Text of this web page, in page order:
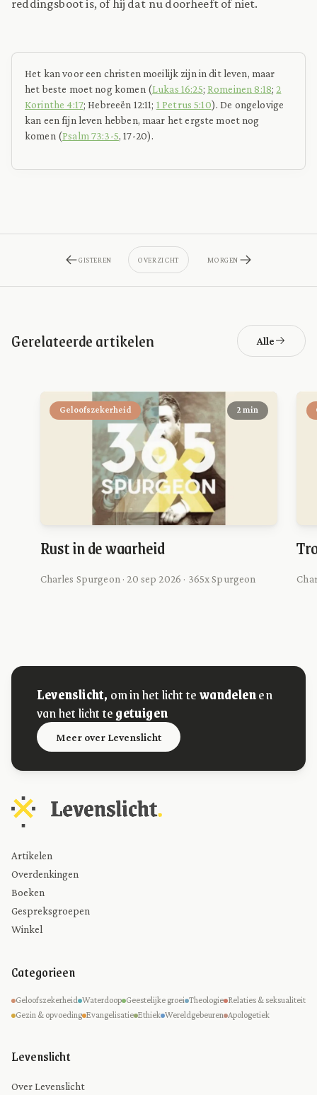
reddingsboot is, of hij dat nu doorheeft of niet.
Het kan voor een christen moeilijk zijn in dit leven, maar
het beste moet nog komen (Lukas 16:25; Romeinen 8:18;2
Korinthe 4:17; Hebreeën 12:11; 1 Petrus 5:10). De ongelovige
kan een fijn leven hebben, maar het ergste moet nog
komen (Psalm 73:3-5, 17-20).
GISTEREN OVERZICHT MORGEN
Gerelateerde artikelen Alle
Geloofszekerheid 2 min
Rust in de waarheid
Charles Spurgeon · 20 sep 2026 · 365x Spurgeon
Levenslicht, om in het licht tewandelenen
van het licht tegetuigen
Meer over Levenslicht
Artikelen
Overdenkingen
Boeken
Gespreksgroepen
Winkel
Categorieen
Geloofszekerheid Waterdoop Geestelijke groei Theologie Relaties & seksualiteit
Gezin & opvoeding Evangelisatie Ethiek Wereldgebeuren Apologetiek
Levenslicht
Over Levenslicht